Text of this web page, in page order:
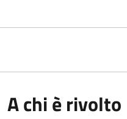
A chi è rivolto